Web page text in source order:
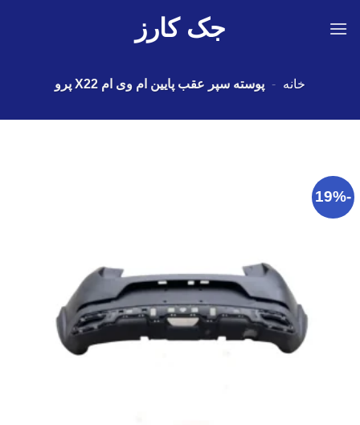
جک کارز
خانه - پوسته سپر عقب پایین ام وی ام X22 پرو
-19%